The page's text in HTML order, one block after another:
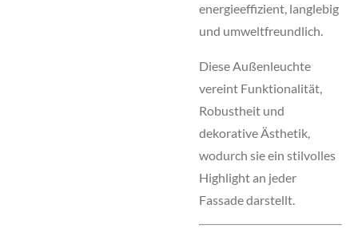
energieeffizient, langlebig
und umweltfreundlich.
Diese Außenleuchte
vereint Funktionalität,
Robustheit und
dekorative Ästhetik,
wodurch sie ein stilvolles
Highlight an jeder
Fassade darstellt.